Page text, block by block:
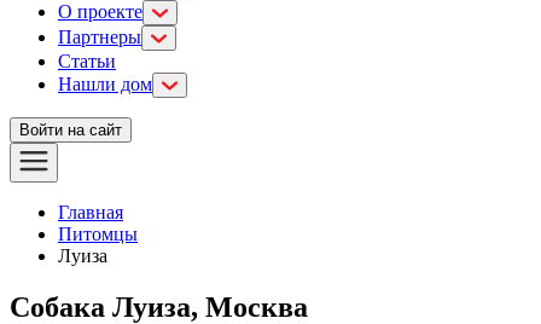
О проекте
Партнеры
Статьи
Нашли дом
Войти на сайт
Главная
Питомцы
Луиза
Собака Луиза, Москва